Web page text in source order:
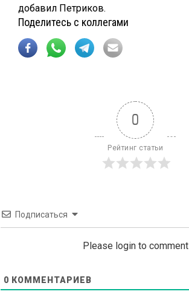
добавил Петриков.
Поделитесь с коллегами
0
Рейтинг статьи
Подписаться
Please login to comment
0 КОММЕНТАРИЕВ